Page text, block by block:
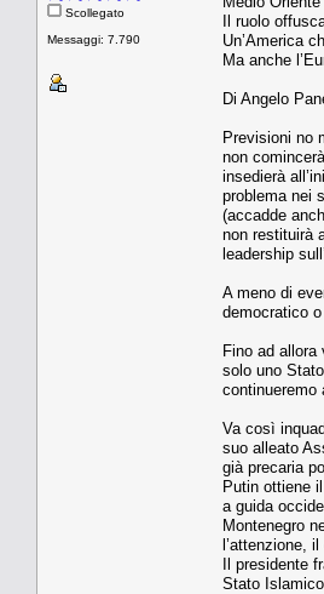
Scollegato
Messaggi: 7.790
Il ruolo
Un’America
Ma anche
Di Angelo
Previsioni no
non
insedierà
problema nei
(accadde
non restituirà
leadership
A meno di
democratico o
Fino ad allora
solo uno
continueremo
Va così
suo alleato
già precaria
Putin ottiene
a guida
Montenegro
l’attenzione,
Il presidente
Stato